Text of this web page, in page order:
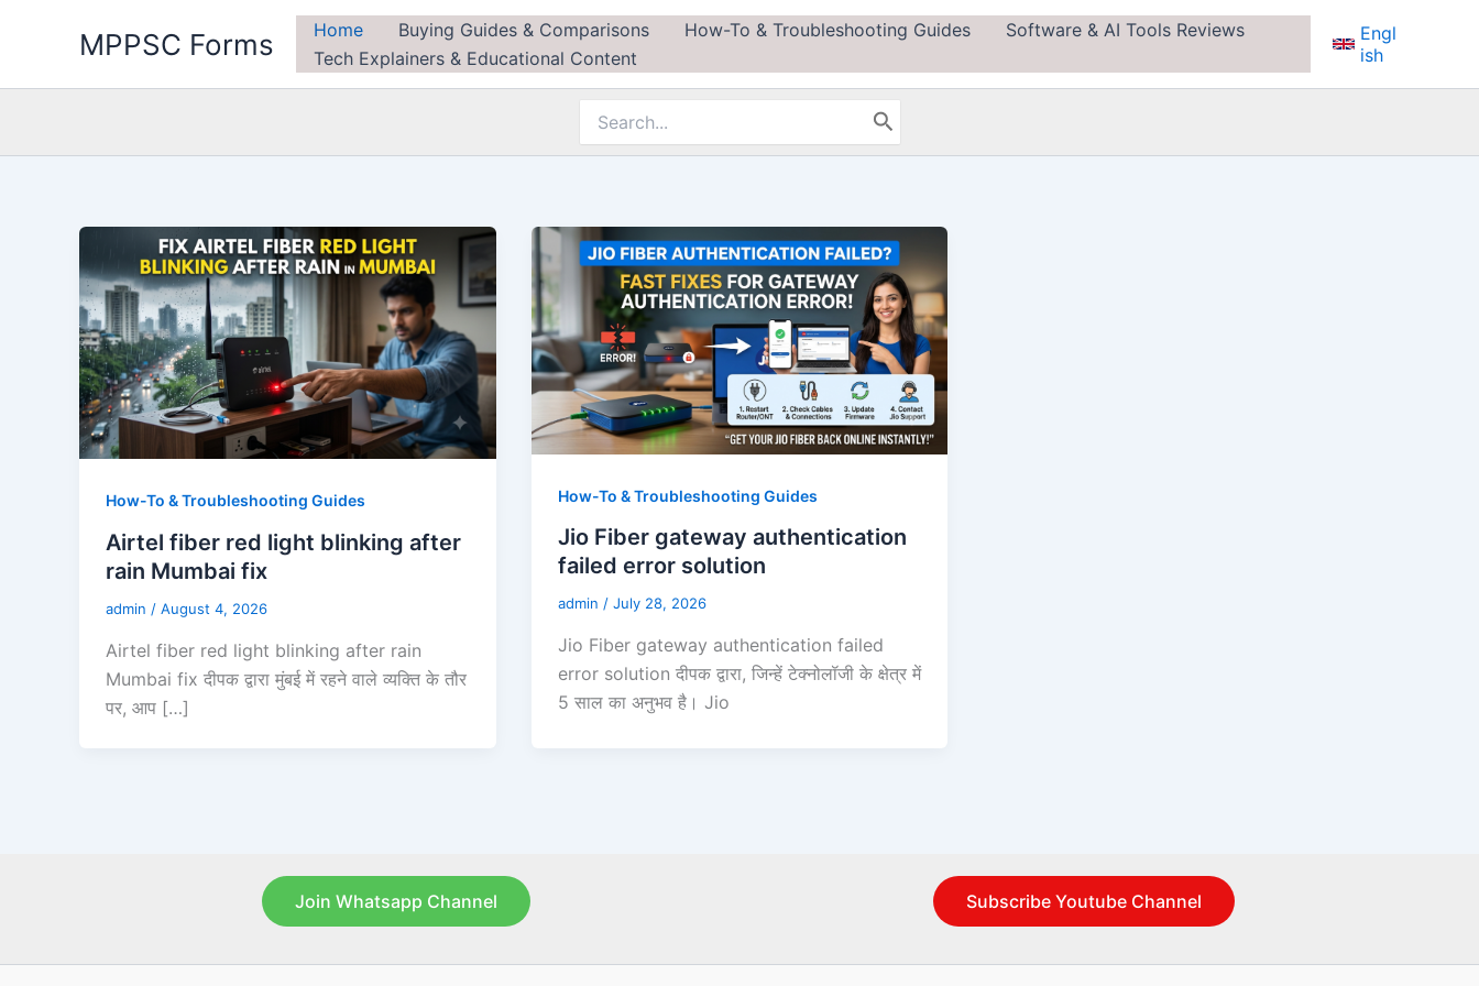
MPPSC Forms Home Buying Guides & Comparisons How-To & Troubleshooting Guides
Software & AI Tools Reviews
Tech Explainers & Educational Content
Engl
ish
Search
for:
How-To & Troubleshooting Guides
Airtel fiber red light blinking after
rain Mumbai fix
admin / August 4, 2026
Airtel fiber red light blinking after rain
Mumbai fix दीपक द्वारा मुंबई में रहने वाले व्यक्ति के तौर
पर, आप […]
How-To & Troubleshooting Guides
Jio Fiber gateway authentication
failed error solution
admin / July 28, 2026
Jio Fiber gateway authentication failed
error solution दीपक द्वारा, जिन्हें टेक्नोलॉजी के क्षेत्र में
5 साल का अनुभव है। Jio
Join Whatsapp Channel Subscribe Youtube Channel